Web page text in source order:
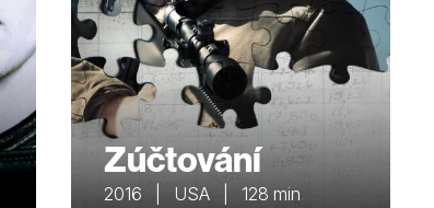
Zúčtování
2016 | USA | 128 min